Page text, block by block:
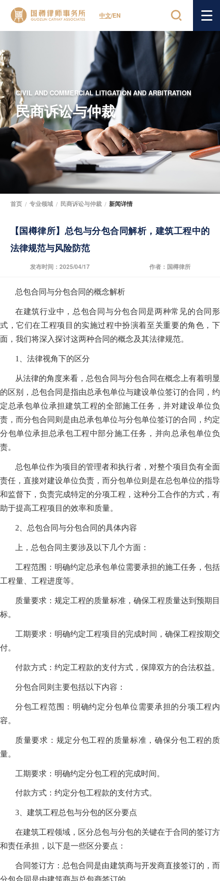
中文/EN
CIVIL AND COMMERCIAL LITIGATION AND ARBITRATION
民商诉讼与仲裁
首页 / 专业领域 / 民商诉讼与仲裁 / 新闻详情
【国樽律所】总包与分包合同解析，建筑工程中的
法律规范与风险防范
发布时间：2025/04/17 作者：国樽律所
总包合同与分包合同的概念解析
在建筑行业中，总包合同与分包合同是两种常见的合同形
式，它们在工程项目的实施过程中扮演着至关重要的角色，下
面，我们将深入探讨这两种合同的概念及其法律规范。
1、法律视角下的区分
从法律的角度来看，总包合同与分包合同在概念上有着明显
的区别，总包合同是指由总承包单位与建设单位签订的合同，约
定总承包单位承担建筑工程的全部施工任务，并对建设单位负
责，而分包合同则是由总承包单位与分包单位签订的合同，约定
分包单位承担总承包工程中部分施工任务，并向总承包单位负
责。
总包单位作为项目的管理者和执行者，对整个项目负有全面
责任，直接对建设单位负责，而分包单位则是在总包单位的指导
和监督下，负责完成特定的分项工程，这种分工合作的方式，有
助于提高工程项目的效率和质量。
2、总包合同与分包合同的具体内容
上，总包合同主要涉及以下几个方面：
工程范围：明确约定总承包单位需要承担的施工任务，包括
工程量、工程进度等。
质量要求：规定工程的质量标准，确保工程质量达到预期目
标。
工期要求：明确约定工程项目的完成时间，确保工程按期交
付。
付款方式：约定工程款的支付方式，保障双方的合法权益。
分包合同则主要包括以下内容：
分包工程范围：明确约定分包单位需要承担的分项工程内
容。
质量要求：规定分包工程的质量标准，确保分包工程的质
量。
工期要求：明确约定分包工程的完成时间。
付款方式：约定分包工程款的支付方式。
3、建筑工程总包与分包的区分要点
在建筑工程领域，区分总包与分包的关键在于合同的签订方
和责任承担，以下是一些区分要点：
合同签订方：总包合同是由建筑商与开发商直接签订的，而